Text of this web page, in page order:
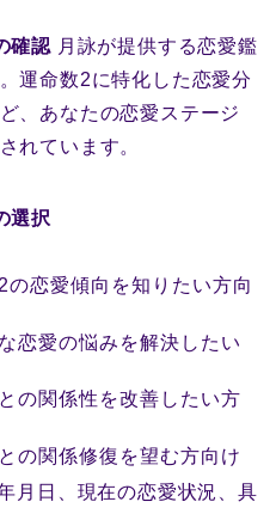
確認 月詠が提供する恋愛鑑
運命数2に特化した恋愛分
、あなたの恋愛ステージ
れています。
選択
の恋愛傾向を知りたい方向
恋愛の悩みを解決したい
の関係性を改善したい方
の関係修復を望む方向け
月日、現在の恋愛状況、具